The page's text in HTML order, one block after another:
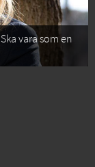
vara som en